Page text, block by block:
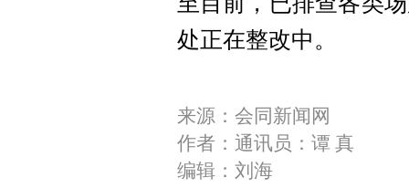
处正在整改中。
来源：会同新闻网
作者：通讯员：谭 真
编辑：刘海